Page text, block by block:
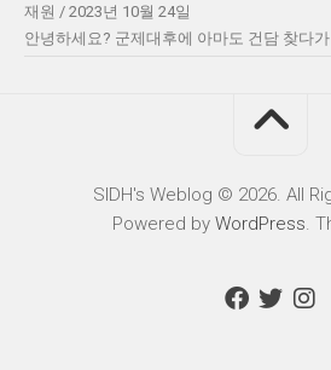
재원 / 2023년 10월 24일
안녕하세요? 군제대후에 아마도 건담 찾다가
SIDH′s Weblog © 2026. All
Powered by WordPress .